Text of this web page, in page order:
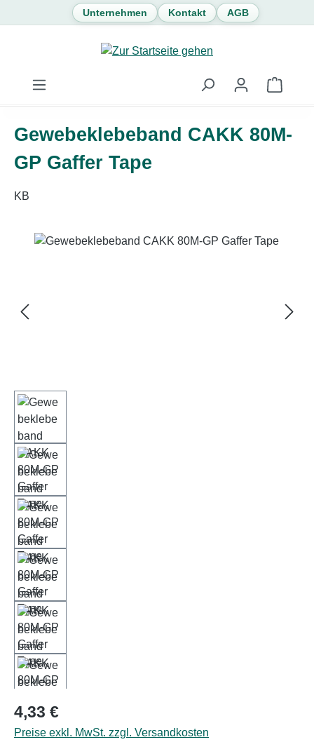
Zum Hauptinhalt springen
Unternehmen Kontakt AGB
Gewebeklebeband CAKK 80M-
GP Gaffer Tape
KB
Bildergalerie überspringen
Regulärer Preis:
4,33 €
Preise exkl. MwSt. zzgl. Versandkosten